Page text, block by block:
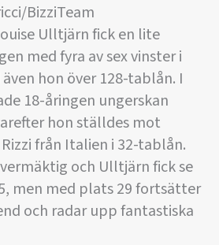
BizziTeam
Ulltjärn fick en lite
med fyra av sex vinster i
hon över 128-tablån. I
18-åringen ungerskan
hon ställdes mot
från Italien i 32-tablån.
och Ulltjärn fick se
men med plats 29 fortsätter
och radar upp fantastiska